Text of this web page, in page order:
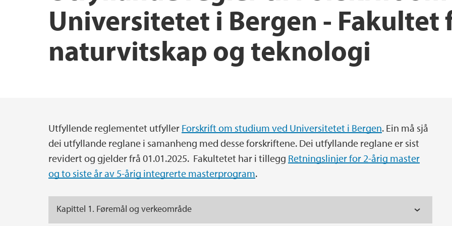
Innovasjon og entreprenørskap Praksis i
Etter- og videreutdanning
Hydrogenforskning på UiB Forskningssenter i
Institutter, sentre og enheter Helse, miljø og
Pedagogisk akademi
Universitetet i Bergen - Fakultet
naturvitskap og teknologi
Hovedinnhold
Utfyllende reglementet utfyller Forskrift om studium ved Universitetet i Bergen. Ein må sjå
dei utfyllande reglane i samanheng med desse forskriftene. Dei utfyllande reglane er sist
revidert og gjelder frå 01.01.2025. Fakultetet har i tillegg Retningslinjer for 2-årig master
og to siste år av 5-årig integrerte masterprogram.
Kapittel 1. Føremål og verkeområde